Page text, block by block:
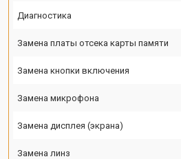
Диагностика
Замена платы отсека карты памяти
Замена кнопки включения
Замена микрофона
Замена дисплея (экрана)
Замена линз